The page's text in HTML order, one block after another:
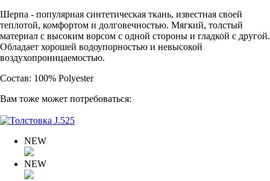
Шерпа - популярная синтетическая ткань, известная своей
теплотой, комфортом и долговечностью. Мягкий, толстый
материал с высоким ворсом с одной стороны и гладкой с другой.
Обладает хорошей водоупорностью и невысокой
воздухопроницаемостью.
Состав: 100% Polyester
Вам тоже может потребоваться:
NEW
NEW